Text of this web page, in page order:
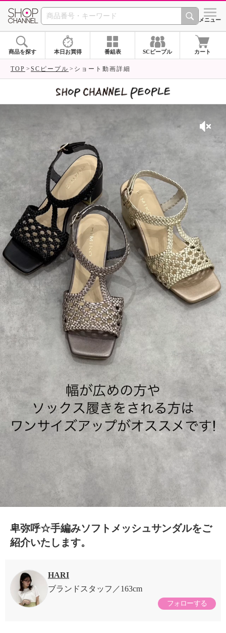
SHOP CHANNEL シメニュー
商品を探す 本日お買得 番組表 SCピープル カート
TOP SCピープル ショート動画詳細
卑弥呼☆手編みソフトメッシュサンダルをご
紹介いたします。
HARI
ブランドスタッフ
163cm
フォローする